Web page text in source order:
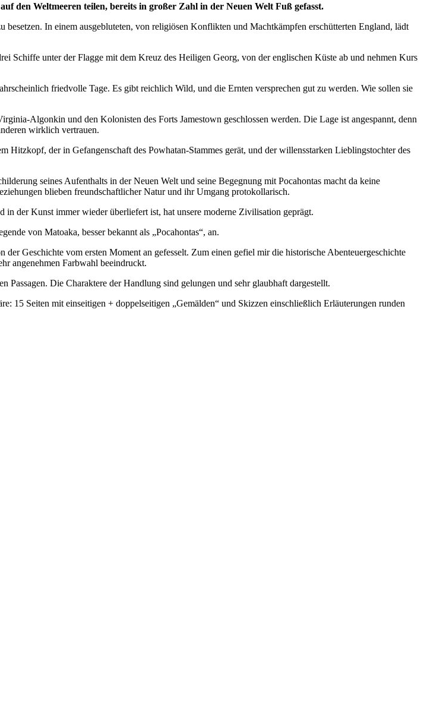
den Weltmeeren teilen, bereits in großer Zahl in der Neuen Welt Fuß gefasst.
In einem ausgebluteten, von religiösen Konflikten und Machtkämpfen erschütterten England, lädt
Schiffe unter der Flagge mit dem Kreuz des Heiligen Georg, von der englischen Küste ab und nehmen Kurs
friedvolle Tage. Es gibt reichlich Wild, und die Ernten versprechen gut zu werden. Wie sollen sie
Algonkin und den Kolonisten des Forts Jamestown geschlossen werden. Die Lage ist angespannt, denn
wirklich vertrauen.
Hitzkopf, der in Gefangenschaft des Powhatan-Stammes gerät, und der willensstarken Lieblingstochter des
seines Aufenthalts in der Neuen Welt und seine Begegnung mit Pocahontas macht da keine
blieben freundschaftlicher Natur und ihr Umgang protokollarisch.
der Kunst immer wieder überliefert ist, hat unsere moderne Zivilisation geprägt.
von Matoaka, besser bekannt als „Pocahontas“, an.
Geschichte vom ersten Moment an gefesselt. Zum einen gefiel mir die historische Abenteuergeschichte
angenehmen Farbwahl beeindruckt.
Passagen. Die Charaktere der Handlung sind gelungen und sehr glaubhaft dargestellt.
Seiten mit einseitigen + doppelseitigen „Gemälden“ und Skizzen einschließlich Erläuterungen runden